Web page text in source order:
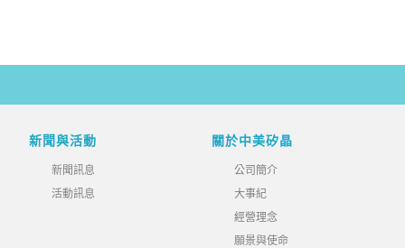
新聞與活動
新聞訊息
活動訊息
關於中美矽晶
公司簡介
大事紀
經營理念
願景與使命